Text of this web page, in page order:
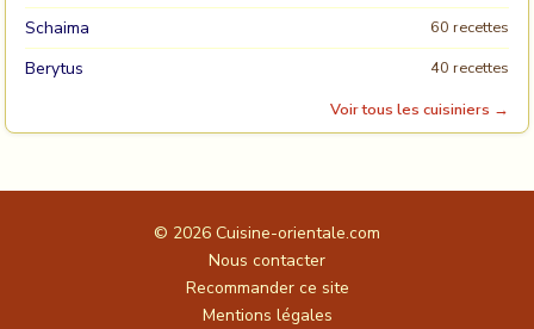
Schaima 60 recettes
Berytus
40 recettes
Voir tous les cuisiniers →
© 2026 Cuisine-orientale.com
Nous contacter
Recommander ce site
Mentions légales